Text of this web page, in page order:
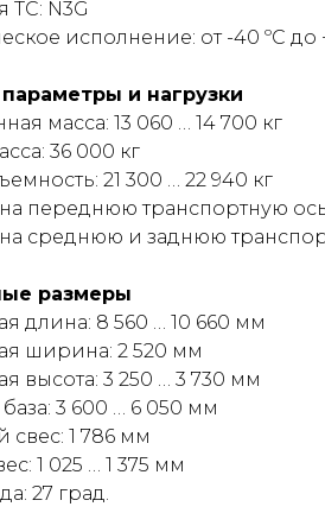
техники. Модель
на длительную
предлагает купить
о стоимости,
и приобретение запасных
ТС: N3G
исполнение: от -40 ºС до
и нагрузки
масса: 13 060 … 14 700 кг
36 000 кг
21 300 … 22 940 кг
переднюю транспортную
на среднюю и заднюю
размеры
длина: 8 560 … 10 660 мм
ширина: 2 520 мм
высота: 3 250 … 3 730 мм
3 600 … 6 050 мм
свес: 1 786 мм
1 025 … 1 375 мм
27 град.